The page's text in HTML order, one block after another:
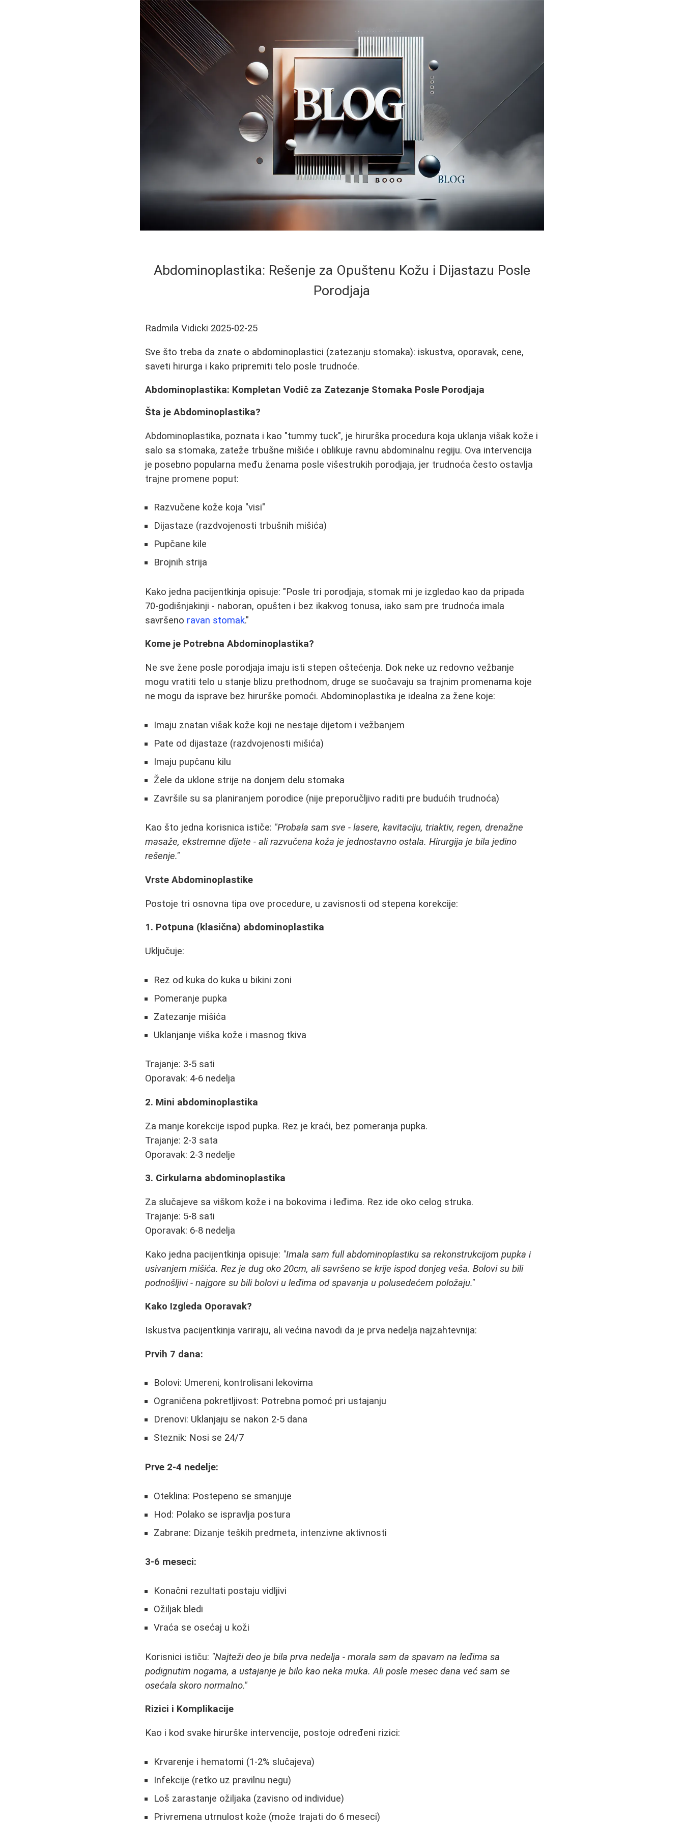
Abdominoplastika: Rešenje za Opuštenu Kožu i Dijastazu Posle
Porodjaja
Radmila Vidicki 2025-02-25
Sve što treba da znate o abdominoplastici (zatezanju stomaka): iskustva, oporavak, cene,
saveti hirurga i kako pripremiti telo posle trudnoće.
Abdominoplastika: Kompletan Vodič za Zatezanje Stomaka Posle Porodjaja
Šta je Abdominoplastika?
Abdominoplastika, poznata i kao "tummy tuck", je hirurška procedura koja uklanja višak kože i
salo sa stomaka, zateže trbušne mišiće i oblikuje ravnu abdominalnu regiju. Ova intervencija
je posebno popularna među ženama posle višestrukih porodjaja, jer trudnoća često ostavlja
trajne promene poput:
Razvučene kože koja "visi"
Dijastaze (razdvojenosti trbušnih mišića)
Pupčane kile
Brojnih strija
Kako jedna pacijentkinja opisuje: "Posle tri porodjaja, stomak mi je izgledao kao da pripada
70-godišnjakinji - naboran, opušten i bez ikakvog tonusa, iako sam pre trudnoća imala
savršeno ravan stomak."
Kome je Potrebna Abdominoplastika?
Ne sve žene posle porodjaja imaju isti stepen oštećenja. Dok neke uz redovno vežbanje
mogu vratiti telo u stanje blizu prethodnom, druge se suočavaju sa trajnim promenama koje
ne mogu da isprave bez hirurške pomoći. Abdominoplastika je idealna za žene koje:
Imaju znatan višak kože koji ne nestaje dijetom i vežbanjem
Pate od dijastaze (razdvojenosti mišića)
Imaju pupčanu kilu
Žele da uklone strije na donjem delu stomaka
Završile su sa planiranjem porodice (nije preporučljivo raditi pre budućih trudnoća)
Kao što jedna korisnica ističe: "Probala sam sve - lasere, kavitaciju, triaktiv, regen, drenažne
masaže, ekstremne dijete - ali razvučena koža je jednostavno ostala. Hirurgija je bila jedino
rešenje."
Vrste Abdominoplastike
Postoje tri osnovna tipa ove procedure, u zavisnosti od stepena korekcije:
1. Potpuna (klasična) abdominoplastika
Uključuje:
Rez od kuka do kuka u bikini zoni
Pomeranje pupka
Zatezanje mišića
Uklanjanje viška kože i masnog tkiva
Trajanje: 3-5 sati
Oporavak: 4-6 nedelja
2. Mini abdominoplastika
Za manje korekcije ispod pupka. Rez je kraći, bez pomeranja pupka.
Trajanje: 2-3 sata
Oporavak: 2-3 nedelje
3. Cirkularna abdominoplastika
Za slučajeve sa viškom kože i na bokovima i leđima. Rez ide oko celog struka.
Trajanje: 5-8 sati
Oporavak: 6-8 nedelja
Kako jedna pacijentkinja opisuje: "Imala sam full abdominoplastiku sa rekonstrukcijom pupka i
usivanjem mišića. Rez je dug oko 20cm, ali savršeno se krije ispod donjeg veša. Bolovi su bili
podnošljivi - najgore su bili bolovi u leđima od spavanja u polusedećem položaju."
Kako Izgleda Oporavak?
Iskustva pacijentkinja variraju, ali većina navodi da je prva nedelja najzahtevnija:
Prvih 7 dana:
Bolovi: Umereni, kontrolisani lekovima
Ograničena pokretljivost: Potrebna pomoć pri ustajanju
Drenovi: Uklanjaju se nakon 2-5 dana
Steznik: Nosi se 24/7
Prve 2-4 nedelje:
Oteklina: Postepeno se smanjuje
Hod: Polako se ispravlja postura
Zabrane: Dizanje teških predmeta, intenzivne aktivnosti
3-6 meseci:
Konačni rezultati postaju vidljivi
Ožiljak bledi
Vraća se osećaj u koži
Korisnici ističu: "Najteži deo je bila prva nedelja - morala sam da spavam na leđima sa
podignutim nogama, a ustajanje je bilo kao neka muka. Ali posle mesec dana već sam se
osećala skoro normalno."
Rizici i Komplikacije
Kao i kod svake hirurške intervencije, postoje određeni rizici:
Krvarenje i hematomi (1-2% slučajeva)
Infekcije (retko uz pravilnu negu)
Loš zarastanje ožiljaka (zavisno od individue)
Privremena utrnulost kože (može trajati do 6 meseci)